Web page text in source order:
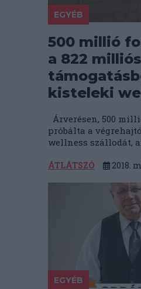
EGYÉB
500 millió
a 822
kisteleki
Árverésen, 500
próbálta a
wellness szállodát,
ÁTLÁTSZÓ 2018.
EGYÉB